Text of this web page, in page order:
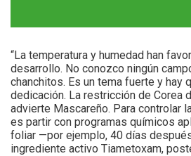
“La temperatura y humedad han
desarrollo. No conozco ningún
chanchitos. Es un tema fuerte y hay
dedicación. La restricción de Corea
advierte Mascareño. Para controlar
es partir con programas químicos
foliar —por ejemplo, 40 días
ingrediente activo Tiametoxam,